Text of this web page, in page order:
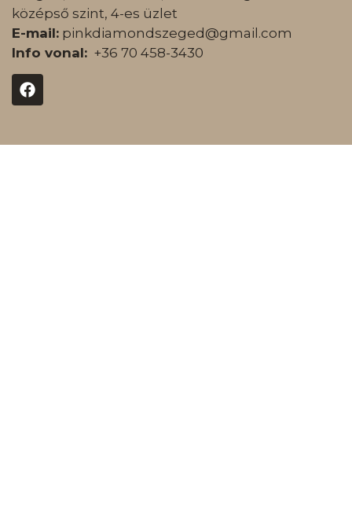
középső szint, 4-es üzlet
E-mail: pinkdiamondszeged@gmail.com
Info vonal: +36 70 458-3430